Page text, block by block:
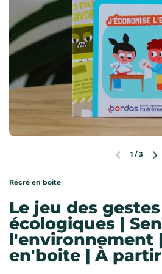
Diapositive
1/3
Récré en boite
Le jeu des gestes
écologiques |
l'environnement
en'boite | À